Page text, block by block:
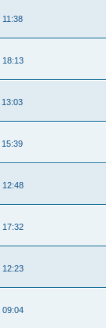
11:38
18:13
13:03
15:39
12:48
17:32
12:23
09:04